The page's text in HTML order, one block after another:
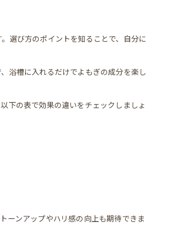
選び方のポイントを知ることで、自分に
浴槽に入れるだけでよもぎの成分を楽し
下の表で効果の違いをチェックしましょ
ーンアップやハリ感の向上も期待できま